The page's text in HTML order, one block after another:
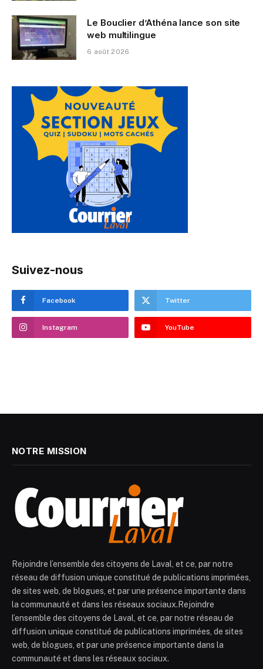
Le Bouclier d’Athéna lance son site
web multilingue
6 août 2026
Suivez-nous
Facebook Twitter
Instagram YouTube
NOTRE MISSION
Rejoindre l’ensemble des citoyens de Laval, et ce, par notre
réseau de diffusion unique constitué de publications imprimées,
de sites web, de blogues, et par une présence importante dans
la communauté et dans les réseaux sociaux.Rejoindre
l’ensemble des citoyens de Laval, et ce, par notre réseau de
diffusion unique constitué de publications imprimées, de sites
web, de blogues, et par une présence importante dans la
communauté et dans les réseaux sociaux.